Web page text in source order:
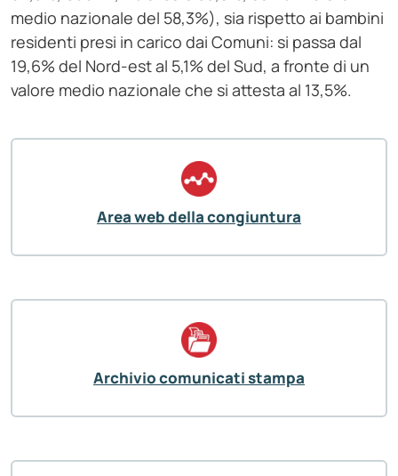
medio nazionale del 58,3%), sia rispetto ai bambini
residenti presi in carico dai Comuni: si passa dal
19,6% del Nord-est al 5,1% del Sud, a fronte di un
valore medio nazionale che si attesta al 13,5%.
Area web della congiuntura
Archivio comunicati stampa